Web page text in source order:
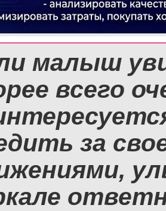
малыш
всего
за